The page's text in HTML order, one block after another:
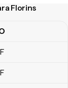
Florins
Florins húngaros